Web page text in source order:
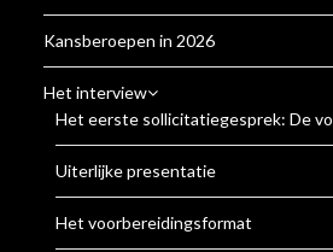
Kansberoepen in 2026
Het interview
Het eerste sollicitatiegesprek: De
Uiterlijke presentatie
Het voorbereidingsformat